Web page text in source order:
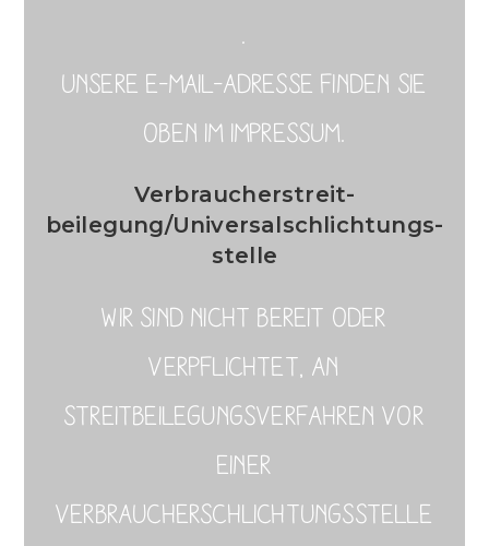
Unsere E-Mail-Adresse finden Sie
oben im Impressum.
Verbraucher­streit­
beilegung/Universal­schlichtungs­
stelle
Wir sind nicht bereit oder
verpflichtet, an
Streitbeilegungsverfahren vor
einer
Verbraucherschlichtungsstelle